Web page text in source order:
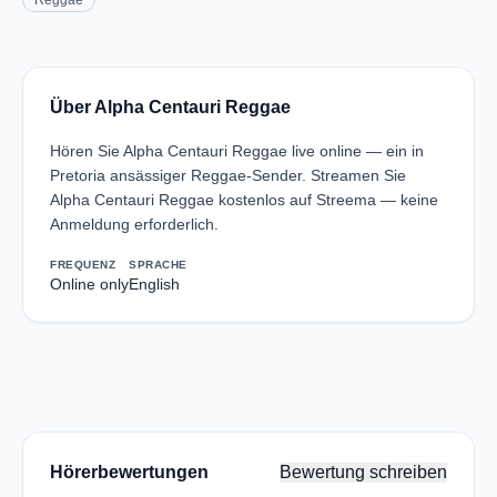
Über Alpha Centauri Reggae
Hören Sie Alpha Centauri Reggae live online — ein in
Pretoria ansässiger Reggae-Sender. Streamen Sie
Alpha Centauri Reggae kostenlos auf Streema — keine
Anmeldung erforderlich.
FREQUENZ
Online only
SPRACHE
English
Hörerbewertungen Bewertung schreiben